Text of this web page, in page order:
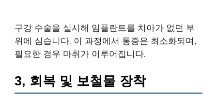
구강 수술을 실시해 임플란트를 치아가 없던 부
위에 심습니다. 이 과정에서 통증은 최소화되며,
필요한 경우 마취가 이루어집니다.
3, 회복 및 보철물 장착